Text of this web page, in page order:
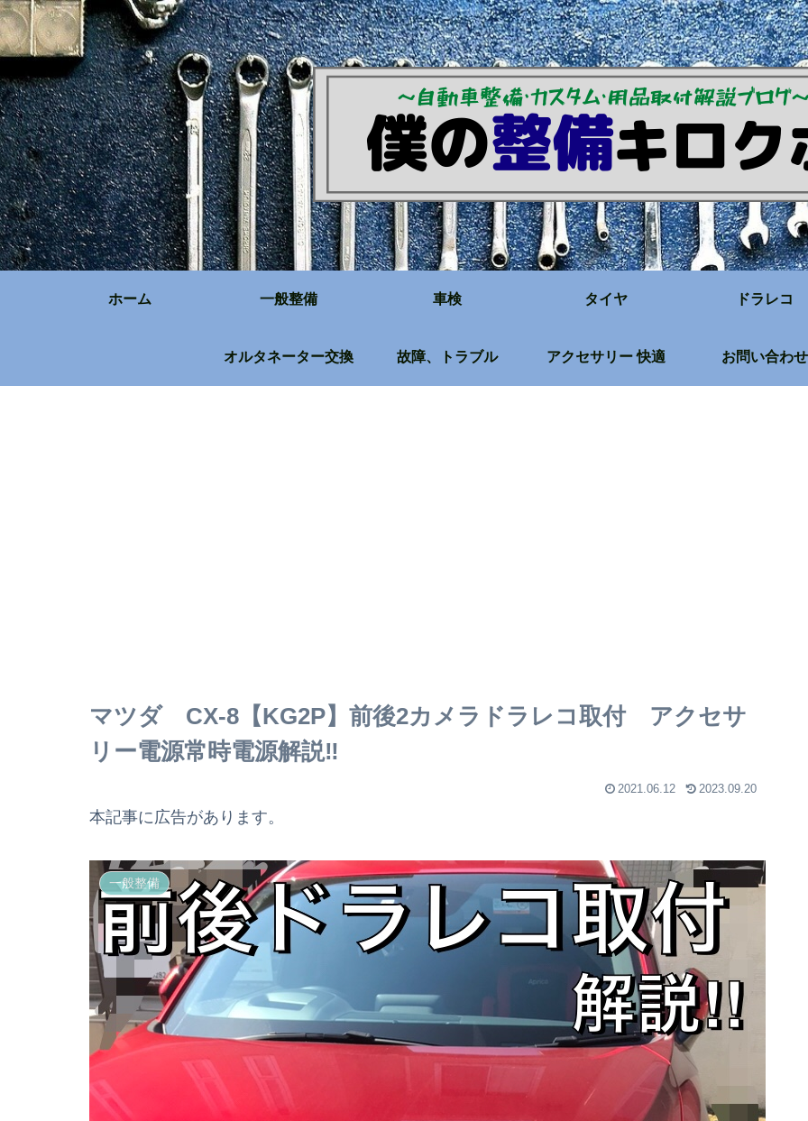
ホーム 一般整備 車検 タイヤ ドラレコ
オルタネーター交換 故障、トラブル アクセサリー 快適 お問い合わせ
マツダ CX-8【KG2P】前後2カメラドラレコ取付 アクセサ
リー電源常時電源解説‼
2021.06.12 2023.09.20
本記事に広告があります。
一般整備